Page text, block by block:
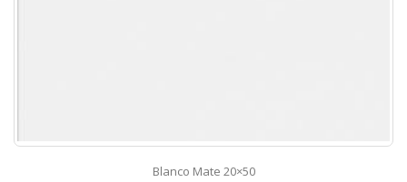
Blanco Mate 20×50